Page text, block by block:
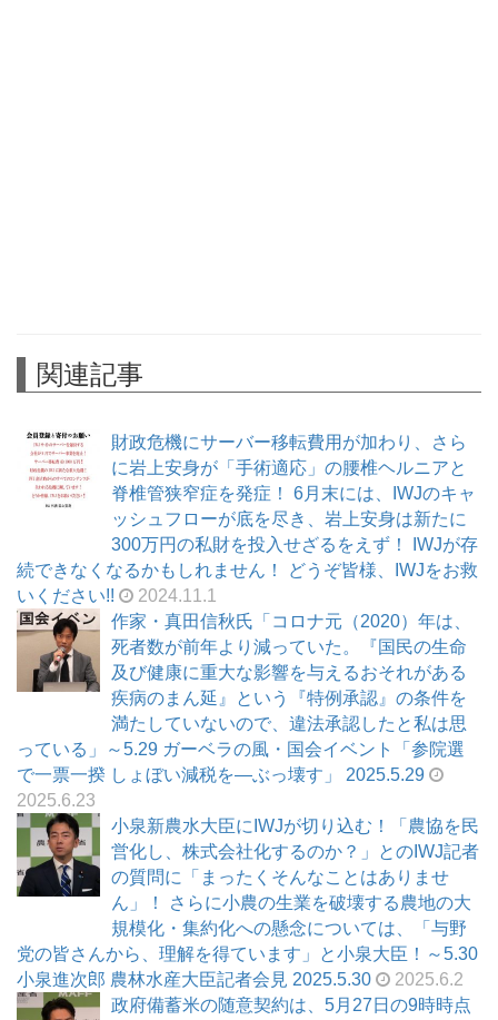
関連記事
財政危機にサーバー移転費用が加わり、さら
に岩上安身が「手術適応」の腰椎ヘルニアと
脊椎管狭窄症を発症！ 6月末には、IWJのキャ
ッシュフローが底を尽き、岩上安身は新たに
300万円の私財を投入せざるをえず！ IWJが存
続できなくなるかもしれません！ どうぞ皆様、IWJをお救
いください!!
2024.11.1
作家・真田信秋氏「コロナ元（2020）年は、
死者数が前年より減っていた。『国民の生命
及び健康に重大な影響を与えるおそれがある
疾病のまん延』という『特例承認』の条件を
満たしていないので、違法承認したと私は思
っている」～5.29 ガーベラの風・国会イベント「参院選
で一票一揆 しょぼい減税を―ぶっ壊す」 2025.5.29
2025.6.23
小泉新農水大臣にIWJが切り込む！「農協を民
営化し、株式会社化するのか？」とのIWJ記者
の質問に「まったくそんなことはありませ
ん」！ さらに小農の生業を破壊する農地の大
規模化・集約化への懸念については、「与野
党の皆さんから、理解を得ています」と小泉大臣！～5.30
小泉進次郎 農林水産大臣記者会見 2025.5.30
2025.6.2
政府備蓄米の随意契約は、5月27日の9時時点